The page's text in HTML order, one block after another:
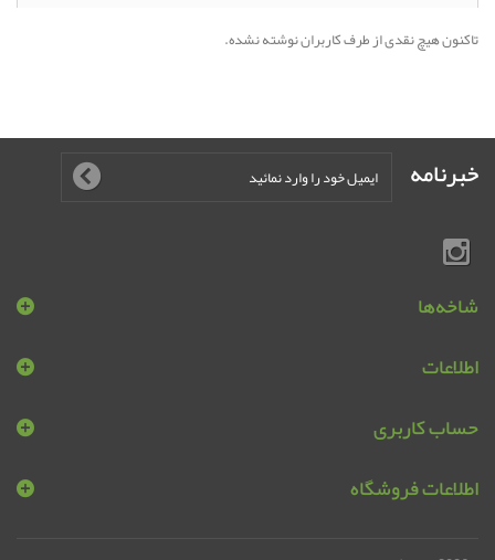
تاکنون هیچ نقدی از طرف کاربران نوشته نشده.
خبرنامه
شاخه‌ها
اطلاعات
حساب کاربری
اطلاعات فروشگاه